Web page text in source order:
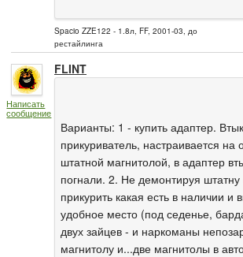
Spacio ZZE122 - 1.8л, FF, 2001-03, до
рестайлинга
Написать
сообщение
FLINT
Варианты: 1 - купить адаптер.
прикуриватель, настраивается на
штатной магнитолой, в адаптер
погнали. 2. Не демонтируя штатну
прикурить какая есть в наличии и
удобное место (под седенье,
двух зайцев - и наркоманы
магнитолу и...две магнитолы в